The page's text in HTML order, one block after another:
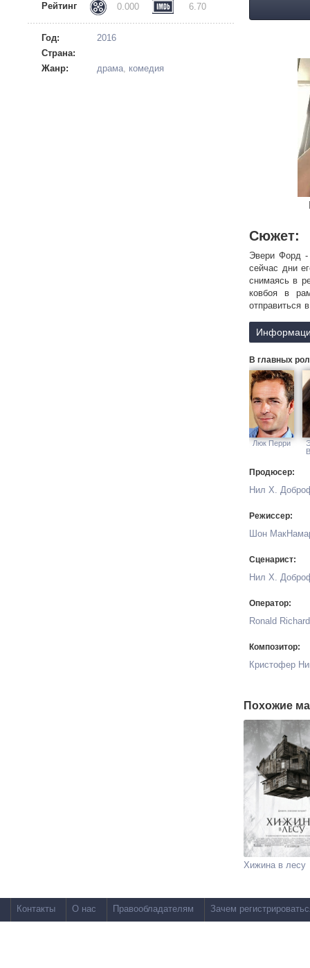
Рейтинг 0.000 6.70
Год:
2016
Страна:
Жанр:
драма, комедия
Сюжет:
Эвери Форд -
сейчас дни
снимаясь в
ковбоя в
отправиться
В главных
Люк Перри
Продюсер:
Нил Х.
Режиссер:
Шон
Сценарист:
Нил Х.
Оператор:
Ronald Richard
Композитор:
Кристофер
Похожие
Хижина в лесу
Контакты О нас Правообладателям Зачем